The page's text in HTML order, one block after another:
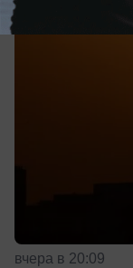
вчера в 20:09